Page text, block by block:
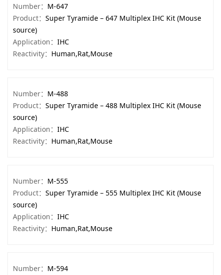
Number： M-647
Product： Super Tyramide – 647 Multiplex IHC Kit (Mouse
source)
Application： IHC
Reactivity： Human,Rat,Mouse
Number： M-488
Product： Super Tyramide – 488 Multiplex IHC Kit (Mouse
source)
Application： IHC
Reactivity： Human,Rat,Mouse
Number： M-555
Product： Super Tyramide – 555 Multiplex IHC Kit (Mouse
source)
Application： IHC
Reactivity： Human,Rat,Mouse
Number： M-594